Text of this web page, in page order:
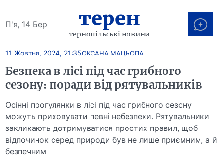
П'я, 14 Бер терен
тернопільські новини
11 Жовтня, 2024, 21:35ОКСАНА МАЦЬОПА
Безпека в лісі під час грибного
сезону: поради від рятувальників
Осінні прогулянки в лісі під час грибного сезону
можуть приховувати певні небезпеки. Рятувальники
закликають дотримуватися простих правил, щоб
відпочинок серед природи був не лише приємним, а й
безпечним